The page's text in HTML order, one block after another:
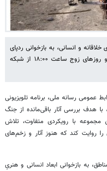
و انسانی، به بازخوانی ردپای
جنگ در مکان‌های آسیب‌دیده می‌پردازد و روزهای زوج ساعت ۱۸:۰۰ از شبکه
عمومی رسانه ملی، برنامه تلویزیونی
هدف بررسی آثار باقی‌مانده از جنگ
مجموعه با رویکردی متفاوت، تلاش
روایت کند که هنوز آثار و زخم‌های
به بازخوانی ابعاد انسانی و هنریِ